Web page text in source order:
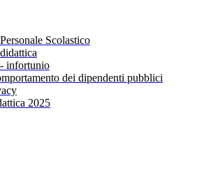
Scolastico
infortunio
dei dipendenti pubblici
2025